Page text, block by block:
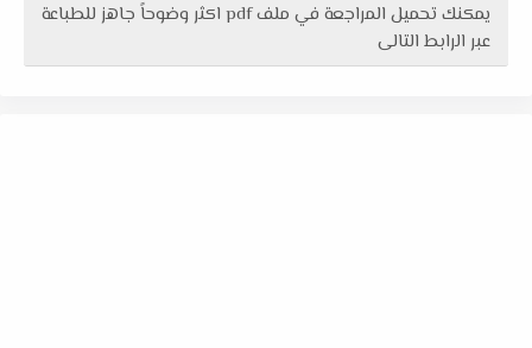
يمكنك تحميل المراجعة في ملف pdf اكثر وضوحاً جاهز للطباعة
عبر الرابط التالى